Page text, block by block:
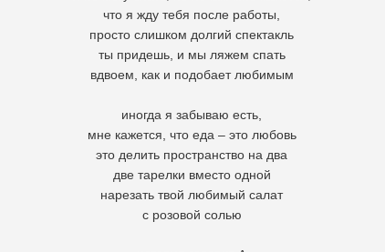
что я жду тебя после работы,
просто слишком долгий спектакль
ты придешь, и мы ляжем спать
вдвоем, как и подобает любимым
иногда я забываю есть,
мне кажется, что еда – это любовь
это делить пространство на два
две тарелки вместо одной
нарезать твой любимый салат
с розовой солью